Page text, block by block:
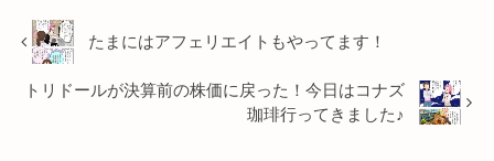
たまにはアフェリエイトもやってます！
トリドールが決算前の株価に戻った！今日はコナズ
珈琲行ってきました♪